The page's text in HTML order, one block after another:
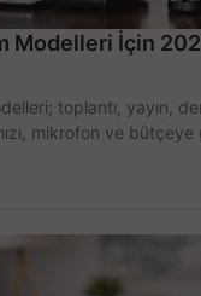
Modelleri İçin
toplantı, yayın,
mikrofon ve bütçeye